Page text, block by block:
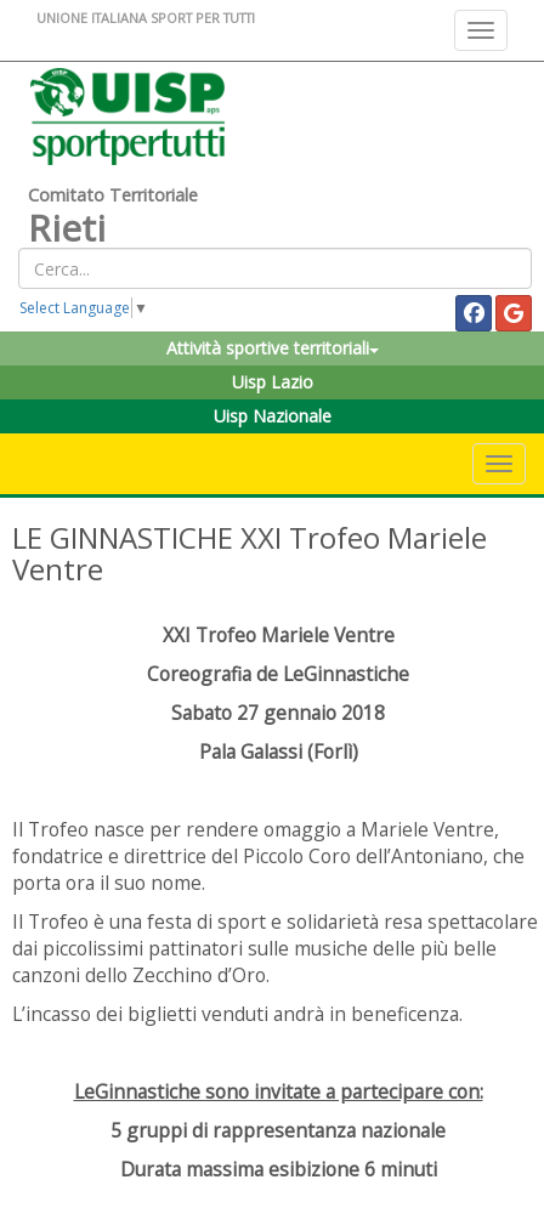
Toggle
UNIONE ITALIANA SPORT PER TUTTI
Comitato Territoriale
Rieti
Select Language ▼
Attività sportive territoriali
Uisp Lazio
Uisp Nazionale
LE GINNASTICHE XXI Trofeo Mariele
Ventre
XXI Trofeo Mariele Ventre
Coreografia de LeGinnastiche
Sabato 27 gennaio 2018
Pala Galassi (Forlì)
Il Trofeo nasce per rendere omaggio a Mariele Ventre,
fondatrice e direttrice del Piccolo Coro dell’Antoniano, che
porta ora il suo nome.
Il Trofeo è una festa di sport e solidarietà resa spettacolare
dai piccolissimi pattinatori sulle musiche delle più belle
canzoni dello Zecchino d’Oro.
L’incasso dei biglietti venduti andrà in beneficenza.
LeGinnastiche sono invitate a partecipare con:
5 gruppi di rappresentanza nazionale
Durata massima esibizione 6 minuti